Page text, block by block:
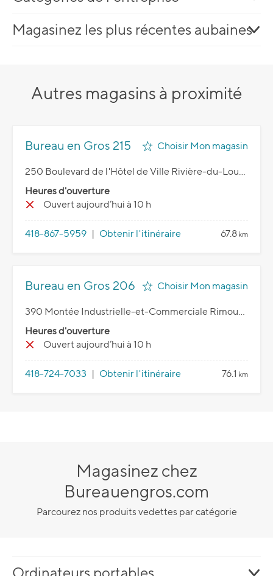
Magasinez les plus récentes aubaines
Autres magasins à proximité
Bureau en Gros 215 Choisir Mon magasin
250 Boulevard de l'Hôtel de Ville Rivière-du-Loup, QC G5R 5K8
Heures d'ouverture
Ouvert aujourd’hui à 10 h
418-867-5959 | Obtenir l'itinéraire 67.8 km
Bureau en Gros 206 Choisir Mon magasin
390 Montée Industrielle-et-Commerciale Rimouski, QC G5M 0A1
Heures d'ouverture
Ouvert aujourd’hui à 10 h
418-724-7033 | Obtenir l'itinéraire 76.1 km
Magasinez chez
Bureauengros.com
Parcourez nos produits vedettes par catégorie